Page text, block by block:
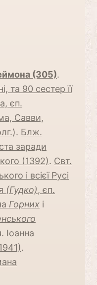
(305).
та 90 сестер її
єп.
Савви,
. Блж.
заради
(1392). Свт.
і всієї Русі
(Гудко), єп.
Горнихі
Іоанна
.